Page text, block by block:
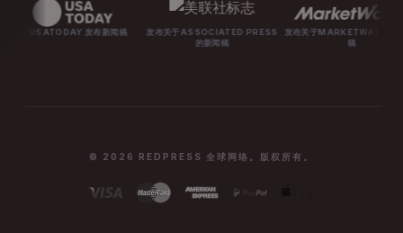
发布新闻稿
发布关于ASSOCIATED PRESS
发布关于MARKETWATCH的新闻
发布关于
© 2026 REDPRESS 全球网络。版权所有。